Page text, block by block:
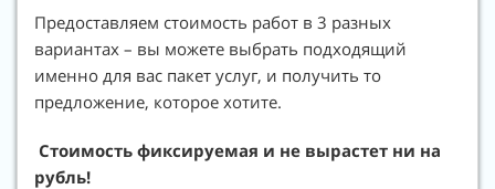
Предоставляем стоимость работ в 3 разных
вариантах – вы можете выбрать подходящий
именно для вас пакет услуг, и получить то
предложение, которое хотите.
Стоимость фиксируемая и не вырастет ни на
рубль!